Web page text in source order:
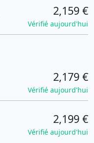
2,159 €
Vérifié aujourd'hui
2,179 €
Vérifié aujourd'hui
2,199 €
Vérifié aujourd'hui